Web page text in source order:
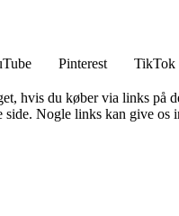
Pinterest TikTok
hvis du køber via links på
Nogle links kan give